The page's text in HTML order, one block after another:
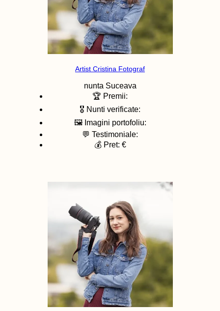
Artist Cristina Fotograf
nunta Suceava
🏆 Premii:
🎖️ Nunti verificate:
🖼️ Imagini portofoliu:
💬 Testimoniale:
💰 Pret: €